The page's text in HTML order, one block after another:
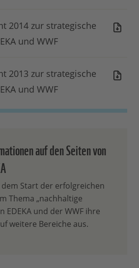
2014 zur strategische
und WWF
2013 zur strategische
und WWF
auf den Seiten von
dem Start der erfolgreichen
Thema „nachhaltige
EDEKA und der WWF ihre
weitere Bereiche aus.